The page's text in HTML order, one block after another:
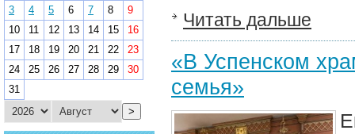
Читать дальше
«В Успенском
семья»
3
4 5 6 7 8
9
10
11 12 13 14 15
16
17
18 19 20 21 22
23
24
25 26 27 28 29
30
31
>